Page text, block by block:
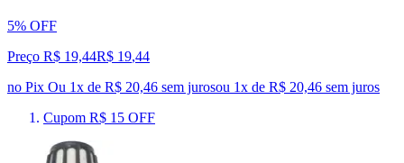
5% OFF
Preço R$ 19,44R$ 19,44
no Pix Ou 1x de R$ 20,46 sem jurosou 1x de R$ 20,46 sem juros
Cupom R$ 15 OFF